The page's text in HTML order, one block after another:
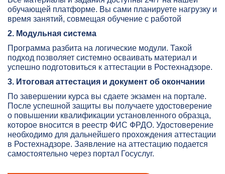
обучающей платформе. Вы сами планируете нагрузку и
время занятий, совмещая обучение с работой
2. Модульная система
Программа разбита на логические модули. Такой
подход позволяет системно осваивать материал и
успешно подготовиться к аттестации в Ростехнадзоре.
3. Итоговая аттестация и документ об окончании
По завершении курса вы сдаете экзамен на портале.
После успешной защиты вы получаете удостоверение
о повышении квалификации установленного образца,
которое вносится в реестр ФИС ФРДО. Удостоверение
необходимо для дальнейшего прохождения аттестации
в Ростехнадзоре. Заявление на аттестацию подается
самостоятельно через портал Госуслуг.